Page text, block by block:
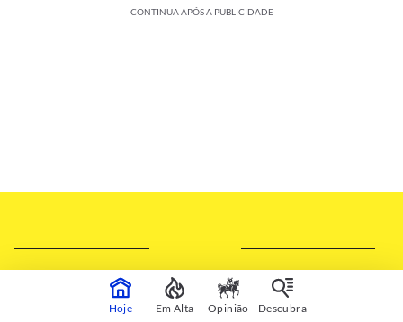
CONTINUA APÓS A PUBLICIDADE
Hoje Em Alta Opinião Descubra